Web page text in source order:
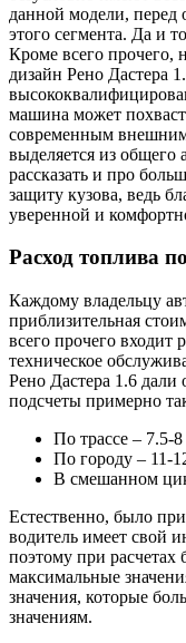
данной модели,
этого сегмента. Да и
Кроме всего прочего,
дизайн Рено Дастера
машина может
современным внешним
выделяется из общего
рассказать и про
защиту кузова, ведь
уверенной и
Расход топлива
Каждому владельцу
приблизительная
всего прочего входит
техническое
Рено Дастера 1.6 дали
подсчеты примерно
По трассе – 7.5-
По городу – 11-
В смешанном
Естественно, было
водитель имеет свой
поэтому при
максимальные
значения, которые
значениям.